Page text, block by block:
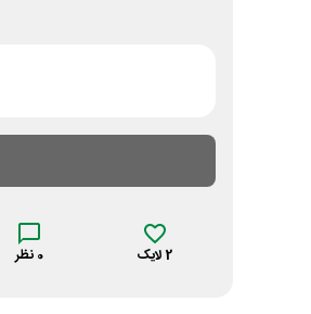
2 لایک 0 نظر